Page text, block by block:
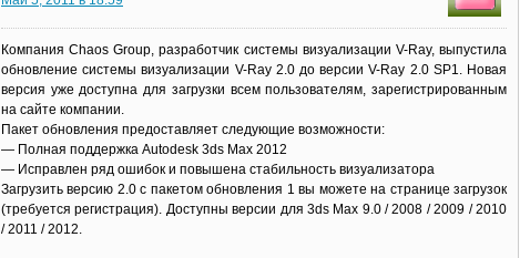
Компания Chaos Group, разработчик системы визуализации V-Ray, выпустила
обновление системы визуализации V-Ray 2.0 до версии V-Ray 2.0 SP1. Новая
версия уже доступна для загрузки всем пользователям, зарегистрированным
на сайте компании.
Пакет обновления предоставляет следующие возможности:
— Полная поддержка Autodesk 3ds Max 2012
— Исправлен ряд ошибок и повышена стабильность визуализатора
Загрузить версию 2.0 с пакетом обновления 1 вы можете на странице загрузок
(требуется регистрация). Доступны версии для 3ds Max 9.0 / 2008 / 2009 / 2010
/ 2011 / 2012.